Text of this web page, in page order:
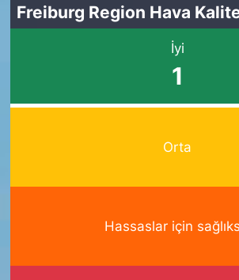
Freiburg Region Hava
İyi
1
Orta
Hassaslar için